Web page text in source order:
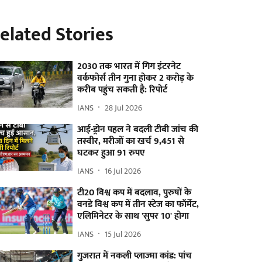
Stories
2030 तक भारत में गिग इंटरनेट
वर्कफोर्स तीन गुना होकर 2 करोड़ के
करीब पहुंच सकती है: रिपोर्ट
IANS 28 Jul 2026
आई-ड्रोन पहल ने बदली टीबी जांच की
तस्वीर, मरीजों का खर्च 9,451 से
घटकर हुआ 91 रुपए
IANS 16 Jul 2026
टी20 विश्व कप में बदलाव, पुरुषों के
वनडे विश्व कप में तीन स्टेज का फॉर्मेट,
एलिमिनेटर के साथ 'सुपर 10' होगा
IANS 15 Jul 2026
गुजरात में नकली प्लाज्मा कांड: पांच